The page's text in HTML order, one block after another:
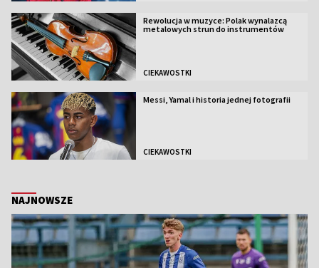
Rewolucja w muzyce: Polak wynalazcą
metalowych strun do instrumentów
CIEKAWOSTKI
Messi, Yamal i historia jednej fotografii
CIEKAWOSTKI
NAJNOWSZE